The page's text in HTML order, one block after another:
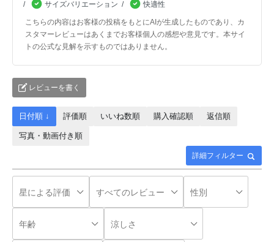
サイズバリエーション 快適性
こちらの内容はお客様の投稿をもとにAIが生成したものであり、カ
スタマーレビューはあくまでお客様個人の感想や意見です。本サイ
トの公式な見解を示すものではありません。
レビューを書く
詳細フィルター
日付順 ↓ 評価順 いいね数順 購入確認順 返信順
写真・動画付き順